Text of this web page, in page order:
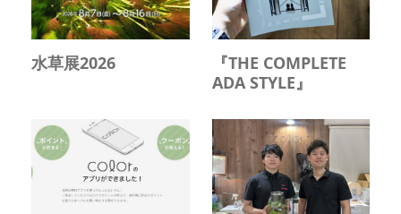
水草展2026
『THE COMPLETE
ADA STYLE』